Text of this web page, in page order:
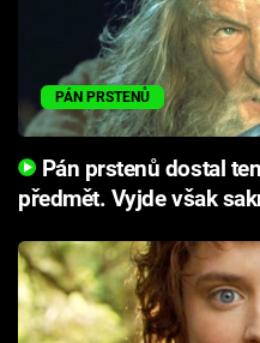
PÁN PRSTENŮ
Pán prstenů dostal
předmět. Vyjde však